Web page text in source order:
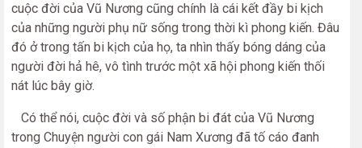
cuộc đời của Vũ Nương cũng chính là cái kết đầy bi kịch
của những người phụ nữ sống trong thời kì phong kiến. Đâu
đó ở trong tấn bi kịch của họ, ta nhìn thấy bóng dáng của
người đời hả hê, vô tình trước một xã hội phong kiến thối
nát lúc bây giờ.
Có thể nói, cuộc đời và số phận bi đát của Vũ Nương
trong Chuyện người con gái Nam Xương đã tố cáo đanh